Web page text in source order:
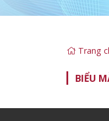
Trang
BIỂU